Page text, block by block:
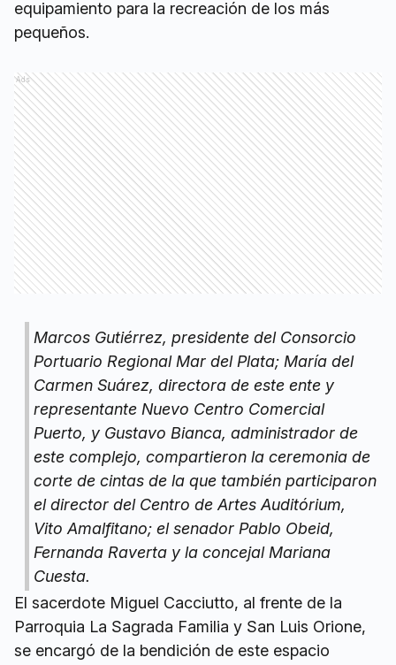
equipamiento para la recreación de los más
pequeños.
Ads
Marcos Gutiérrez, presidente del Consorcio
Portuario Regional Mar del Plata; María del
Carmen Suárez, directora de este ente y
representante Nuevo Centro Comercial
Puerto, y Gustavo Bianca, administrador de
este complejo, compartieron la ceremonia de
corte de cintas de la que también participaron
el director del Centro de Artes Auditórium,
Vito Amalfitano; el senador Pablo Obeid,
Fernanda Raverta y la concejal Mariana
Cuesta.
El sacerdote Miguel Cacciutto, al frente de la
Parroquia La Sagrada Familia y San Luis Orione,
se encargó de la bendición de este espacio